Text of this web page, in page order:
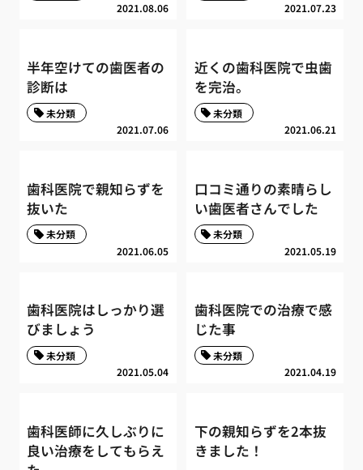
2021.08.06 2021.07.23
半年空けての歯医者の
診断は
2021.07.06
未分類
近くの歯科医院で虫歯
を完治。
2021.06.21
未分類
歯科医院で親知らずを
抜いた
2021.06.05
未分類
口コミ通りの素晴らし
い歯医者さんでした
2021.05.19
未分類
歯科医院はしっかり選
びましょう
2021.05.04
未分類
歯科医院での治療で感
じた事
2021.04.19
未分類
歯科医師に久しぶりに
良い治療をしてもらえ
下の親知らずを2本抜
きました！